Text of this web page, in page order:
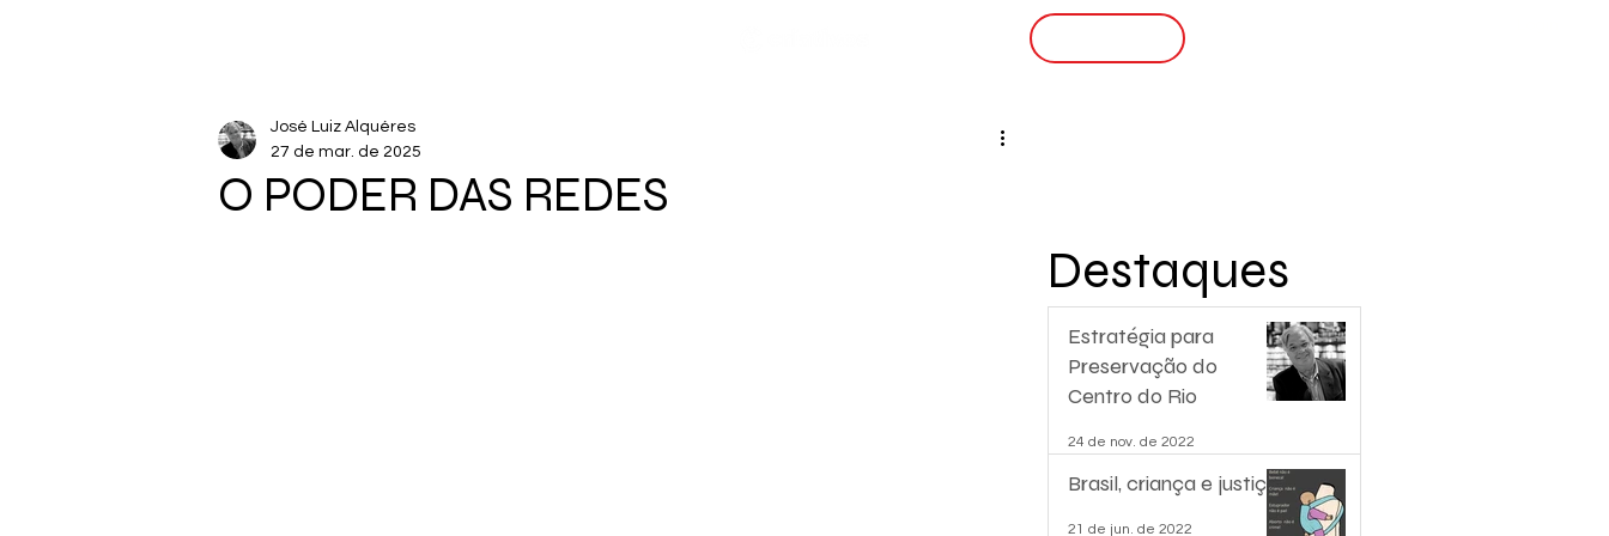
O PODER DAS REDES
José Luiz Alquéres
27 de mar. de 2025
Estratégia para
Preservação do
Centro do Rio
24 de nov. de 2022
Brasil, criança e justiça.
21 de jun. de 2022
Destaques